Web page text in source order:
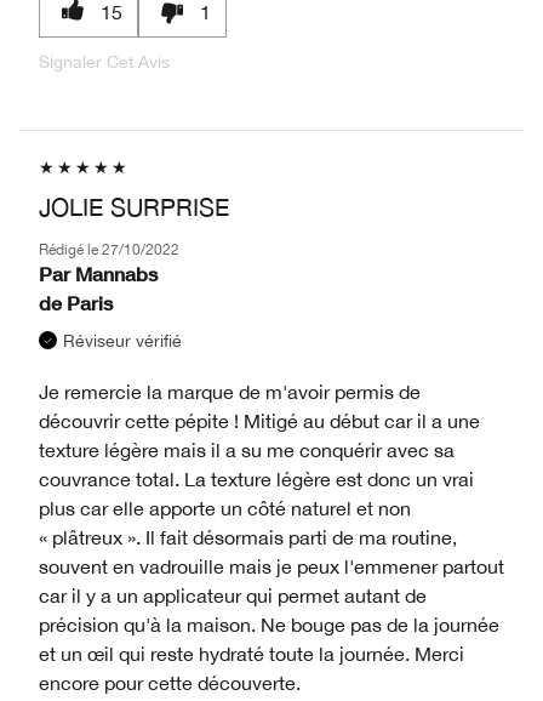
15 1
Signaler Cet Avis
JOLIE SURPRISE
Rédigé le 27/10/2022
Par Mannabs
de Paris
Réviseur vérifié
Je remercie la marque de m'avoir permis de
découvrir cette pépite ! Mitigé au début car il a une
texture légère mais il a su me conquérir avec sa
couvrance total. La texture légère est donc un vrai
plus car elle apporte un côté naturel et non
« plâtreux ». Il fait désormais parti de ma routine,
souvent en vadrouille mais je peux l'emmener partout
car il y a un applicateur qui permet autant de
précision qu'à la maison. Ne bouge pas de la journée
et un œil qui reste hydraté toute la journée. Merci
encore pour cette découverte.